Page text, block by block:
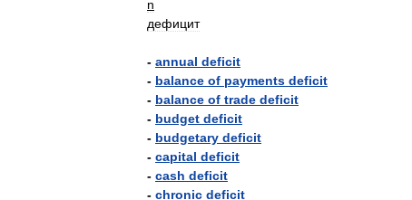
n
дефицит
- annual deficit
- balance of payments deficit
- balance of trade deficit
- budget deficit
- budgetary deficit
- capital deficit
- cash deficit
- chronic deficit